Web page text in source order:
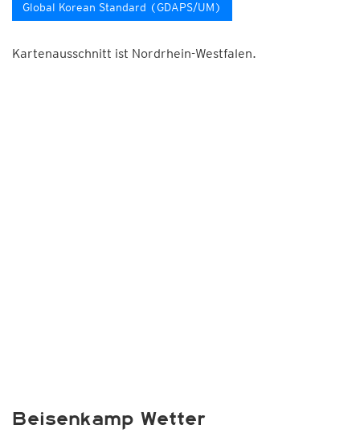
Global Korean Standard (GDAPS/UM)
Kartenausschnitt ist Nordrhein-Westfalen.
Beisenkamp Wetter